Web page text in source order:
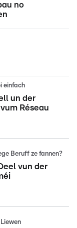
no
einfach
un der
Réseau
Beruff ze fannen?
vun der